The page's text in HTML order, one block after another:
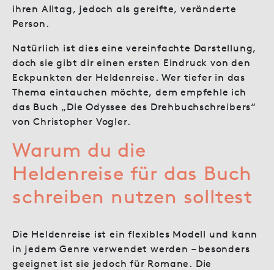
ihren Alltag, jedoch als gereifte, veränderte
Person.
Natürlich ist dies eine vereinfachte Darstellung,
doch sie gibt dir einen ersten Eindruck von den
Eckpunkten der Heldenreise. Wer tiefer in das
Thema eintauchen möchte, dem empfehle ich
das Buch „Die Odyssee des Drehbuchschreibers“
von Christopher Vogler.
Warum du die
Heldenreise für das Buch
schreiben nutzen solltest
Die Heldenreise ist ein flexibles Modell und kann
in jedem Genre verwendet werden – besonders
geeignet ist sie jedoch für Romane. Die